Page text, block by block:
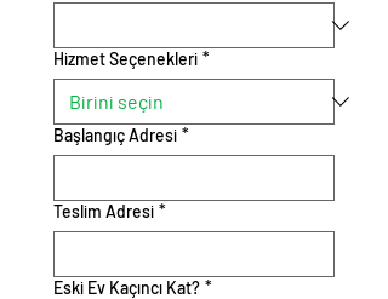
Hizmet Seçenekleri *
Başlangıç Adresi *
Teslim Adresi *
Eski Ev Kaçıncı Kat? *